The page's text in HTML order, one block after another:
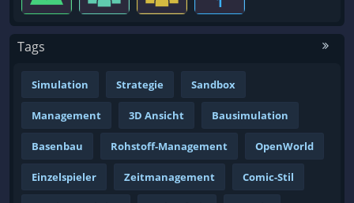
Tags
Simulation Strategie Sandbox
Management 3D Ansicht Bausimulation
Basenbau Rohstoff-Management OpenWorld
Einzelspieler Zeitmanagement Comic-Stil